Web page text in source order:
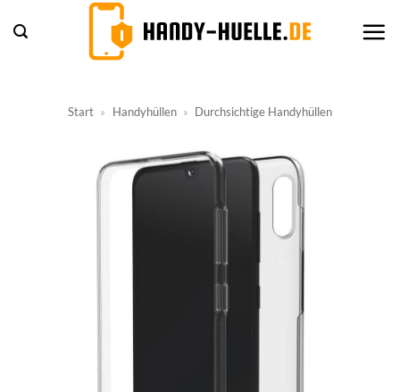
Inhalt
Start » Handyhüllen » Durchsichtige Handyhüllen